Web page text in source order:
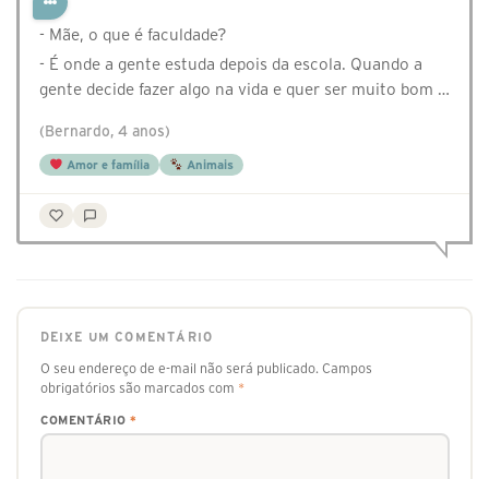
- Mãe, o que é faculdade?
- É onde a gente estuda depois da escola. Quando a
gente decide fazer algo na vida e quer ser muito bom …
(Bernardo, 4 anos)
Amor e família Animais
DEIXE UM COMENTÁRIO
O seu endereço de e-mail não será publicado. Campos
obrigatórios são marcados com *
COMENTÁRIO *